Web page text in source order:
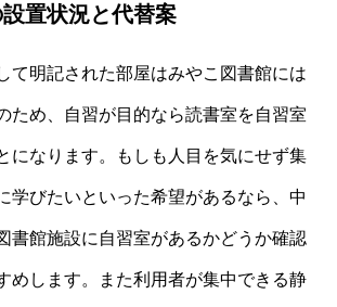
置状況と代替案
て明記された部屋はみやこ図書館には
ため、自習が目的なら読書室を自習室
になります。もしも人目を気にせず集
学びたいといった希望があるなら、中
書館施設に自習室があるかどうか確認
めします。また利用者が集中できる静